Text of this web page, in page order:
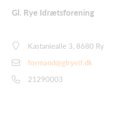
Gl. Rye Idrætsforening
Kastaniealle 3, 8680 Ry
formand@glryeif.dk
21290003